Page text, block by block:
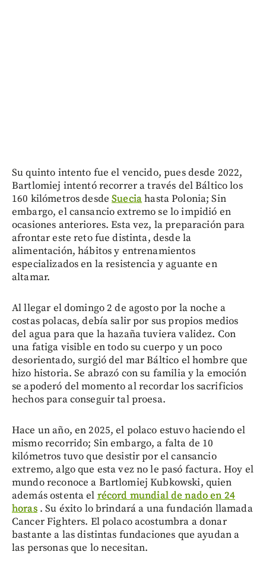
Su quinto intento fue el vencido, pues desde 2022,
Bartlomiej intentó recorrer a través del Báltico los
160 kilómetros desdeSueciahasta Polonia; Sin
embargo, el cansancio extremo se lo impidió en
ocasiones anteriores. Esta vez, la preparación para
afrontar este reto fue distinta, desde la
alimentación, hábitos y entrenamientos
especializados en la resistencia y aguante en
altamar.
Al llegar el domingo 2 de agosto por la noche a
costas polacas, debía salir por sus propios medios
del agua para que la hazaña tuviera validez. Con
una fatiga visible en todo su cuerpo y un poco
desorientado, surgió del mar Báltico el hombre que
hizo historia. Se abrazó con su familia y la emoción
se apoderó del momento al recordar los sacrificios
hechos para conseguir tal proesa.
Hace un año, en 2025, el polaco estuvo haciendo el
mismo recorrido; Sin embargo, a falta de 10
kilómetros tuvo que desistir por el cansancio
extremo, algo que esta vez no le pasó factura. Hoy el
mundo reconoce a Bartlomiej Kubkowski, quien
además ostenta el récord mundial de nado en 24
horas. Su éxito lo brindará a una fundación llamada
Cancer Fighters. El polaco acostumbra a donar
bastante a las distintas fundaciones que ayudan a
las personas que lo necesitan.